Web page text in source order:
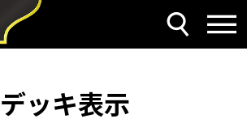
デッキ表示